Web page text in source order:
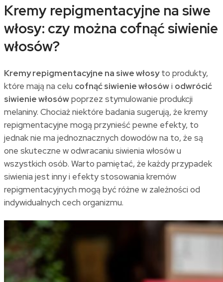
Kremy repigmentacyjne na siwe
włosy: czy można cofnąć siwienie
włosów?
Kremy repigmentacyjne na siwe włosyto produkty,
które mają na celu cofnąć siwienie włosówi odwrócić
siwienie włosówpoprzez stymulowanie produkcji
melaniny. Chociaż niektóre badania sugerują, że kremy
repigmentacyjne mogą przynieść pewne efekty, to
jednak nie ma jednoznacznych dowodów na to, że są
one skuteczne w odwracaniu siwienia włosów u
wszystkich osób. Warto pamiętać, że każdy przypadek
siwienia jest inny i efekty stosowania kremów
repigmentacyjnych mogą być różne w zależności od
indywidualnych cech organizmu.